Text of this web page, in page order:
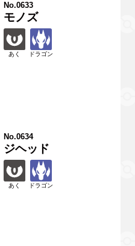
No.0633
モノズ
あく ドラゴン
No.0634
ジヘッド
あく ドラゴン